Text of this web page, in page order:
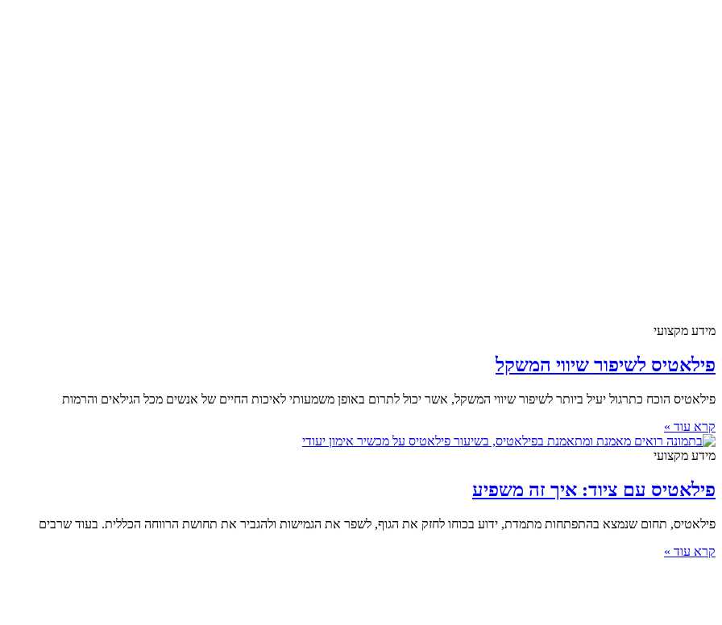
מידע מקצועי
פילאטיס לשיפור שיווי המשקל
פילאטיס הוכח כתרגול יעיל ביותר לשיפור שיווי המשקל, אשר יכול לתרום באופן משמעותי לאיכות החיים של אנשים מכל הגילאים והרמות
קרא עוד »
מידע מקצועי
פילאטיס עם ציוד: איך זה משפיע
פילאטיס, תחום שנמצא בהתפתחות מתמדת, ידוע בכוחו לחזק את הגוף, לשפר את הגמישות ולהגביר את תחושת הרווחה הכללית. בעוד שרבים
קרא עוד »